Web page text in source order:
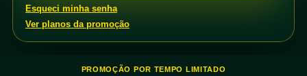
Esqueci minha senha
Ver planos da promoção
PROMOÇÃO POR TEMPO LIMITADO